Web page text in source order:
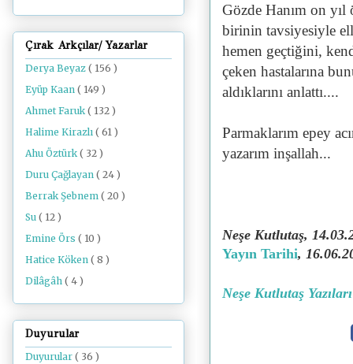
Gözde Hanım on yıl
birinin tavsiyesiyle
hemen geçtiğini,
çeken hastalarına
aldıklarını anlattı....
Parmaklarım epey
yazarım inşallah...
Neşe Kutlutaş,
Yayın Tarihi,
Neşe Kutlutaş Yazıları
Çırak Arkçılar/ Yazarlar
Derya Beyaz ( 156 )
Eyüp Kaan ( 149 )
Ahmet Faruk ( 132 )
Halime Kirazlı ( 61 )
Ahu Öztürk ( 32 )
Duru Çağlayan ( 24 )
Berrak Şebnem ( 20 )
Su ( 12 )
Emine Örs ( 10 )
Hatice Köken ( 8 )
Dilâgâh ( 4 )
Duyurular
Duyurular ( 36 )